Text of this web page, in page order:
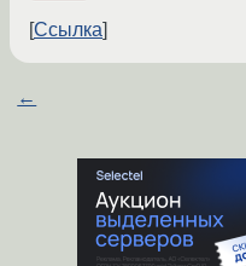
Ссылка
←